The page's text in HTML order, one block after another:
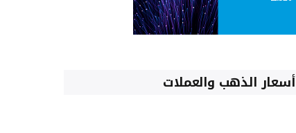
أسعار الذهب والعملات